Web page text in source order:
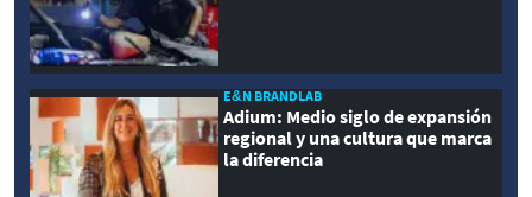
E&N BRANDLAB
Adium: Medio siglo de expansión
regional y una cultura que marca
la diferencia